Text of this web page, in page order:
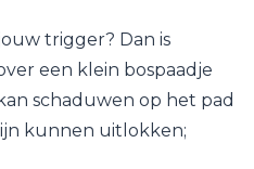
trigger? Dan is
een klein bospaadje
schaduwen op het pad
kunnen uitlokken;